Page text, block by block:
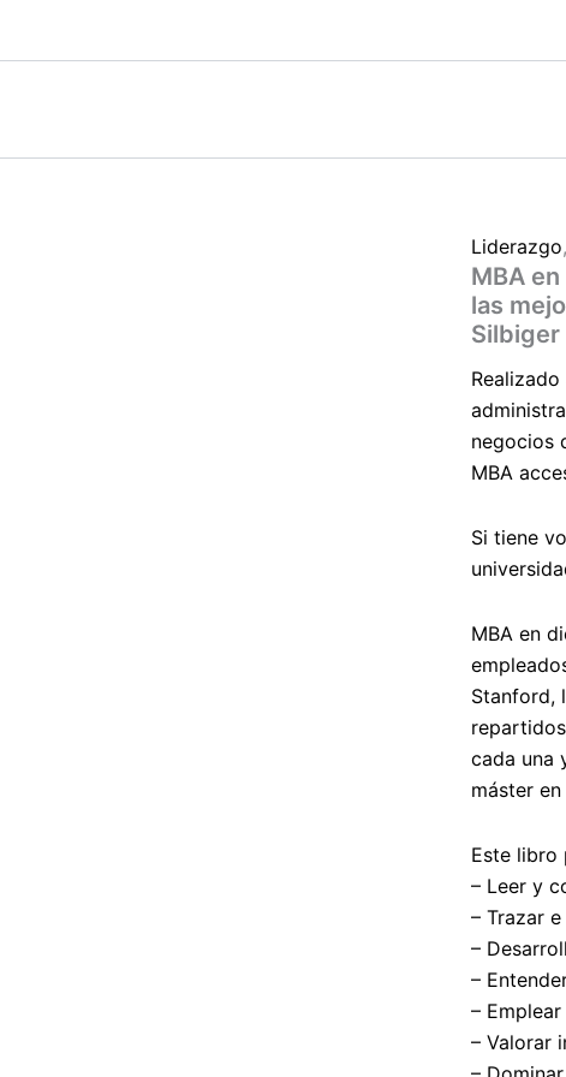
Liderazgo,
MBA
las
Silbiger
negocios
MBA
Si tiene
MBA en
Stanford,
cada una
máster
Este libro
– Leer y
– Trazar
–
–
–
– Valorar